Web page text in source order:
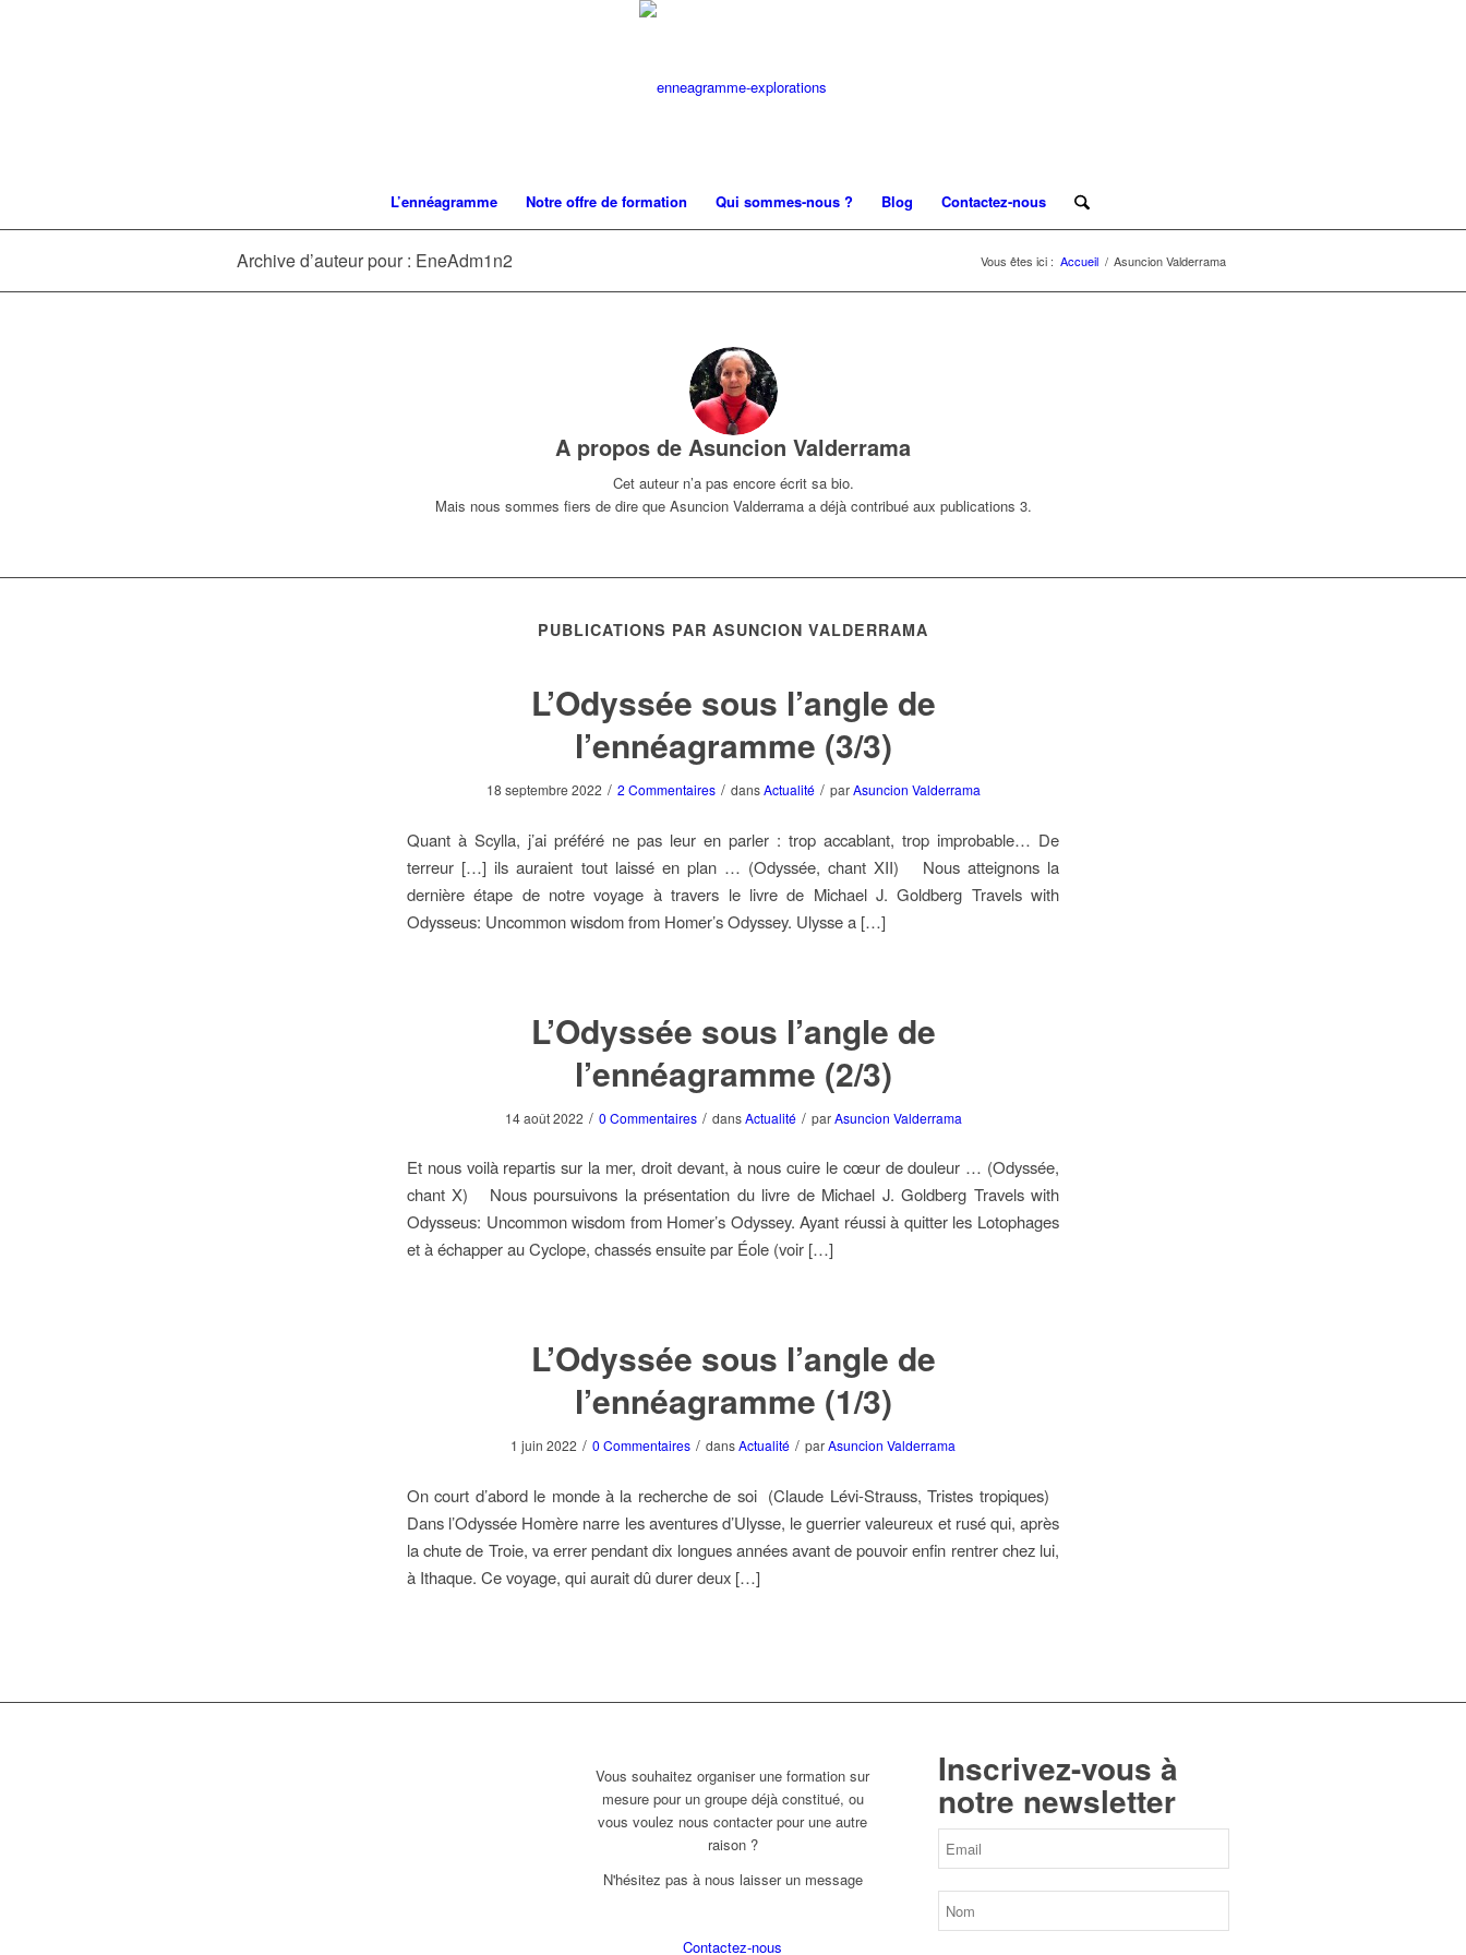
L’ennéagramme Notre offre de formation Qui sommes-nous ? Blog Contactez-nous
Archive d’auteur pour : EneAdm1n2 Vous êtes ici : Accueil / Asuncion Valderrama
A propos de Asuncion Valderrama
Cet auteur n’a pas encore écrit sa bio.
Mais nous sommes fiers de dire que Asuncion Valderramaa déjà contribué aux publications 3.
PUBLICATIONS PAR ASUNCION VALDERRAMA
L’Odyssée sous l’angle de
l’ennéagramme (3/3)
18 septembre 2022 / 2 Commentaires / dansActualité / parAsuncion Valderrama
Quant à Scylla, j’ai préféré ne pas leur en parler : trop accablant, trop improbable… De
terreur […] ils auraient tout laissé en plan … (Odyssée, chant XII) Nous atteignons la
dernière étape de notre voyage à travers le livre de Michael J. Goldberg Travels with
Odysseus: Uncommon wisdom from Homer’s Odyssey. Ulysse a […]
L’Odyssée sous l’angle de
l’ennéagramme (2/3)
14 août 2022 / 0 Commentaires / dansActualité / parAsuncion Valderrama
Et nous voilà repartis sur la mer, droit devant, à nous cuire le cœur de douleur … (Odyssée,
chant X) Nous poursuivons la présentation du livre de Michael J. Goldberg Travels with
Odysseus: Uncommon wisdom from Homer’s Odyssey. Ayant réussi à quitter les Lotophages
et à échapper au Cyclope, chassés ensuite par Éole (voir […]
L’Odyssée sous l’angle de
l’ennéagramme (1/3)
1 juin 2022 / 0 Commentaires / dansActualité / parAsuncion Valderrama
On court d’abord le monde à la recherche de soi (Claude Lévi-Strauss, Tristes tropiques)
Dans l’Odyssée Homère narre les aventures d’Ulysse, le guerrier valeureux et rusé qui, après
la chute de Troie, va errer pendant dix longues années avant de pouvoir enfin rentrer chez lui,
à Ithaque. Ce voyage, qui aurait dû durer deux […]
Vous souhaitez organiser une formation sur
mesure pour un groupe déjà constitué, ou
vous voulez nous contacter pour une autre
raison ?
N'hésitez pas à nous laisser un message
Contactez-nous
Inscrivez-vous à
notre newsletter